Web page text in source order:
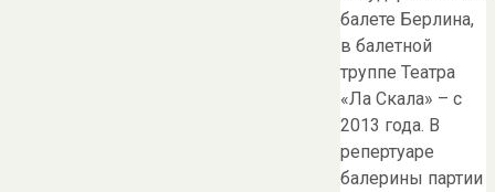
балете Берлина,
в балетной
труппе Театра
«Ла Скала» – с
2013 года. В
репертуаре
балерины партии